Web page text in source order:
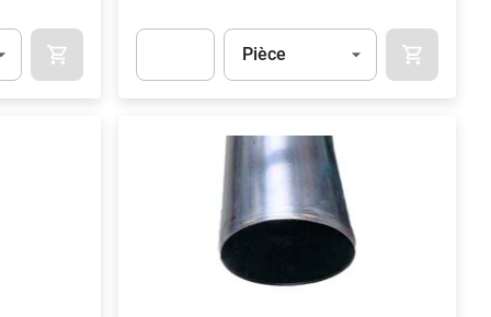
APOK.CATEGORY.PRODUCTS.CART.ADDTOCART
Unité
Pièce